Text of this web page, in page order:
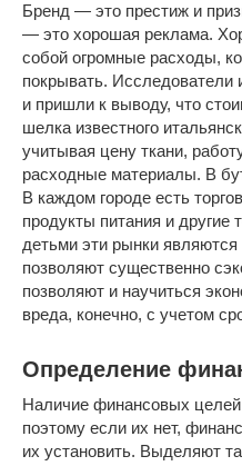
Бренд — это престиж и
— это хорошая реклама.
собой огромные расходы,
покрывать. Исследователи
и пришли к выводу, что
шелка известного
учитывая цену ткани,
расходные материалы. В
В каждом городе есть
продукты питания и
детьми эти рынки
позволяют существенно
позволяют и научиться
вреда, конечно, с учетом
Определение
Наличие финансовых целей
поэтому если их нет,
их установить. Выделяют